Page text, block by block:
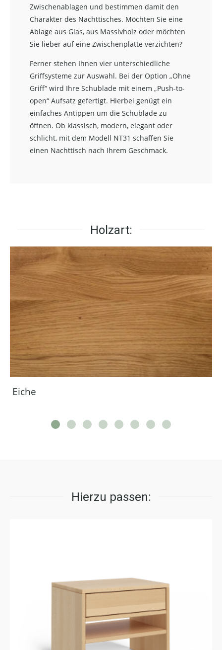
Zwischenablagen und bestimmen damit den
Charakter des Nachttisches. Möchten Sie eine
Ablage aus Glas, aus Massivholz oder möchten
Sie lieber auf eine Zwischenplatte verzichten?
Ferner stehen Ihnen vier unterschiedliche
Griffsysteme zur Auswahl. Bei der Option „Ohne
Griff“ wird Ihre Schublade mit einem „Push-to-
open“ Aufsatz gefertigt. Hierbei genügt ein
einfaches Antippen um die Schublade zu
öffnen. Ob klassisch, modern, elegant oder
schlicht, mit dem Modell NT31 schaffen Sie
einen Nachttisch nach Ihrem Geschmack.
Holzart:
Eiche
Hierzu passen: